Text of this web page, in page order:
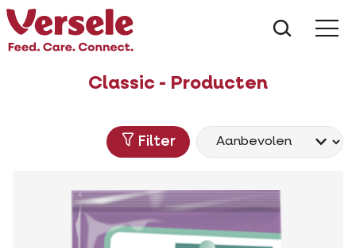
Classic - Producten
Filter